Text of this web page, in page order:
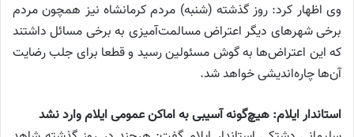
وی اظهار کرد: روز گذشته (شنبه) مردم کرمانشاه نیز همچون مردم
برخی شهر‌های دیگر اعتراض مسالمت‌آمیزی به برخی مسائل داشتند
که این اعتراض‌ها به گوش مسئولین رسید و قطعا برای جلب رضایت
آن‌ها چاره‌اندیشی خواهد شد.
استاندار ایلام: هیچ‌گونه آسیبی به اماکن عمومی ایلام وارد نشد